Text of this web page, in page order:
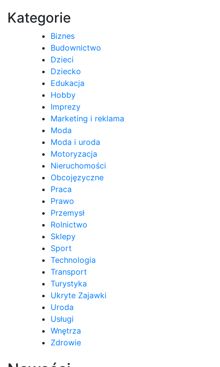
Kategorie
Biznes
Budownictwo
Dzieci
Dziecko
Edukacja
Hobby
Imprezy
Marketing i reklama
Moda
Moda i uroda
Motoryzacja
Nieruchomości
Obcojęzyczne
Praca
Prawo
Przemysł
Rolnictwo
Sklepy
Sport
Technologia
Transport
Turystyka
Ukryte Zajawki
Uroda
Usługi
Wnętrza
Zdrowie